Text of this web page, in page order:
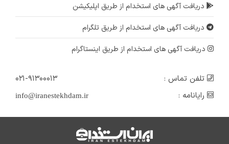
دریافت آگهی های استخدام از طریق اپلیکیشن
دریافت آگهی های استخدام از طریق تلگرام
دریافت آگهی های استخدام از طریق اینستاگرام
تلفن تماس :
۰۲۱-۹۱۳۰۰۰۱۳
رایانامه :
info@iranestekhdam.ir